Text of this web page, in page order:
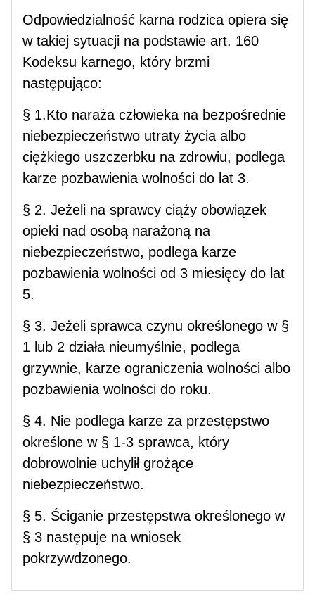
Odpowiedzialność karna rodzica opiera się
w takiej sytuacji na podstawie art. 160
Kodeksu karnego, który brzmi
następująco:
§ 1.Kto naraża człowieka na bezpośrednie
niebezpieczeństwo utraty życia albo
ciężkiego uszczerbku na zdrowiu, podlega
karze pozbawienia wolności do lat 3.
§ 2. Jeżeli na sprawcy ciąży obowiązek
opieki nad osobą narażoną na
niebezpieczeństwo, podlega karze
pozbawienia wolności od 3 miesięcy do lat
5.
§ 3. Jeżeli sprawca czynu określonego w §
1 lub 2 działa nieumyślnie, podlega
grzywnie, karze ograniczenia wolności albo
pozbawienia wolności do roku.
§ 4. Nie podlega karze za przestępstwo
określone w § 1-3 sprawca, który
dobrowolnie uchylił grożące
niebezpieczeństwo.
§ 5. Ściganie przestępstwa określonego w
§ 3 następuje na wniosek
pokrzywdzonego.